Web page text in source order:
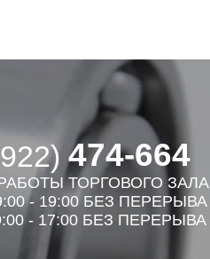
474-664
ТОРГОВОГО
- 19:00 БЕЗ ПЕРЕРЫВА
- 17:00 БЕЗ ПЕРЕРЫВА